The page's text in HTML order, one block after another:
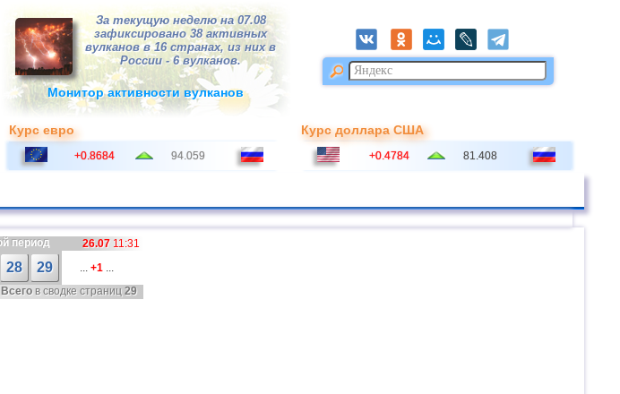
За текущую неделю на 07.08
зафиксировано 38 активных
вулканов в 16 странах, из них в
России - 6 вулканов.
Монитор активности вулканов
Курс евро
+0.8684 94.059
Курс доллара США
+0.4784 81.408
период 26.0711:31
28 29 ... +1...
Всегов сводке страниц 29